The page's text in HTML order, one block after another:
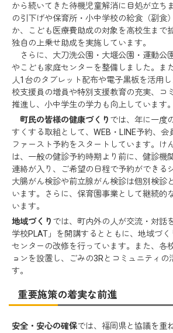
から続いてきた待機児童解消に目処が立ち
の引下げや保育所・小中学校の給食（副食
か、こども医療費助成の対象を高校生まで
独自の上乗せ助成を実施しています。
さらに、大刀洗公園・大堰公園・運動公
やこども家庭センターを整備しました。ま
人1台のタブレット配布や電子黒板を活用
校支援員の増員や特別支援教育の充実、コ
推進し、小中学生の学力も向上しています。
町民の皆様の健康づくり では、年に一度
すくする取組として、WEB・LINE予約、会
ファースト予約をスタートしています。け
は、一般の健診予約時期より前に、健診機
連絡が入り、ご希望の日程で予約ができる
大腸がん検診や前立腺がん検診は個別検診
います。さらに、保育園事業として継続的
います。
地域づくり では、町内外の人が交流・対話
学校PLAT」を開講するとともに、地域づ
センターの改修を行っています。また、各
ョンを設置し、ごみの3Rとコミュニティの
す。
重要施策の着実な前進
安全・安心の確保では、福岡県と協議を重